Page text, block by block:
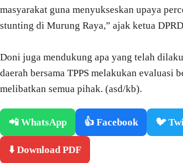
masyarakat guna menyukseskan upaya
stunting di Murung Raya,” ajak ketua
Doni juga mendukung apa yang telah
daerah bersama TPPS melakukan evaluasi
melibatkan semua pihak. (asd/kb).
📲 WhatsApp 👍 Facebook 🐦
⬇️ Download PDF